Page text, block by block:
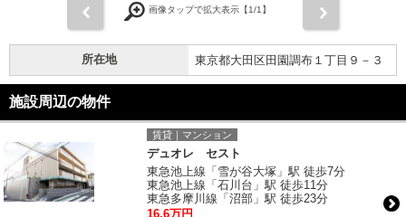
画像タップで拡大表示【1/1】
所在地 東京都大田区田園調布１丁目９－３
施設周辺の物件
賃貸｜マンション
デュオレ セスト
東急池上線「雪が谷大塚」駅 徒歩7分
東急池上線「石川台」駅 徒歩11分
東急多摩川線「沼部」駅 徒歩23分
16.6万円